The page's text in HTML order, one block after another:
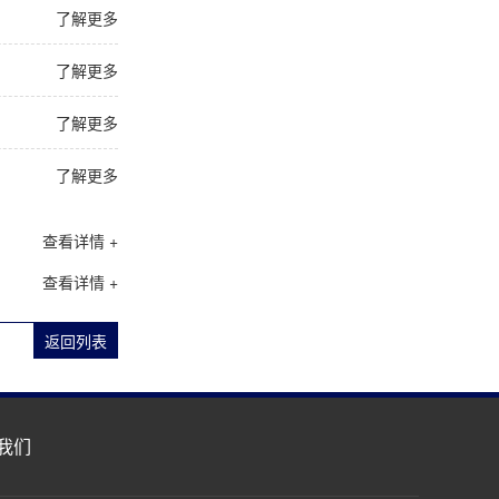
了解更多
了解更多
了解更多
了解更多
查看详情 +
查看详情 +
返回列表
们